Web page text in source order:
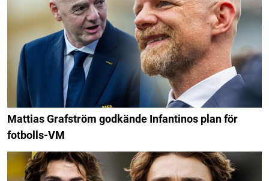
Mattias Grafström godkände Infantinos plan för
fotbolls-VM